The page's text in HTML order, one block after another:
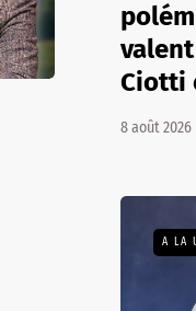
Ciotti
8 août 2026
A LA